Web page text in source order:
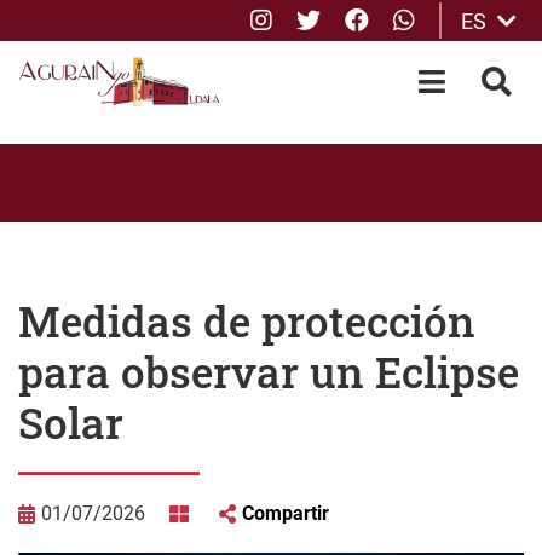
Instagram
TwitterFacebook
whatsApp
ES
OPEN-
Medidas de protección
para observar un Eclipse
Solar
01/07/2026 Compartir